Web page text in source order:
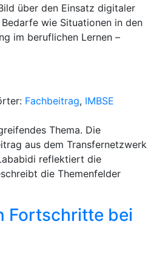
über den Einsatz digitaler
wie Situationen in den
im beruflichen Lernen –
Fachbeitrag, IMBSE
Thema. Die
aus dem Transfernetzwerk
reflektiert die
die Themenfelder
Fortschritte bei